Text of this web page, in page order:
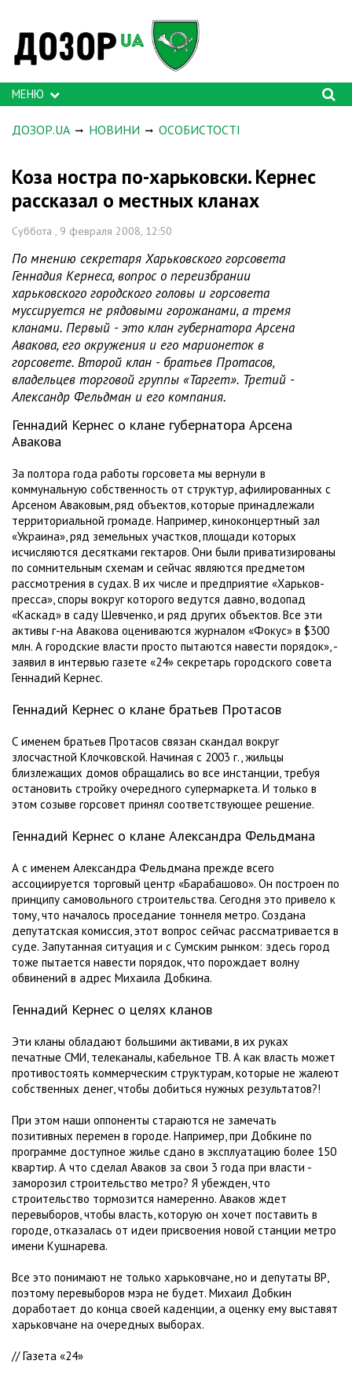
МЕНЮ
ДОЗОР.UA НОВИНИ ОСОБИСТОСТІ
Коза ностра по-харьковски. Кернес
рассказал о местных кланах
Суббота , 9 февраля 2008, 12:50
По мнению секретаря Харьковского горсовета
Геннадия Кернеса, вопрос о переизбрании
харьковского городского головы и горсовета
муссируется не рядовыми горожанами, а тремя
кланами. Первый - это клан губернатора Арсена
Авакова, его окружения и его марионеток в
горсовете. Второй клан - братьев Протасов,
владельцев торговой группы «Таргет». Третий -
Александр Фельдман и его компания.
Геннадий Кернес о клане губернатора Арсена
Авакова
За полтора года работы горсовета мы вернули в
коммунальную собственность от структур, афилированных с
Арсеном Аваковым, ряд объектов, которые принадлежали
территориальной громаде. Например, киноконцертный зал
«Украина», ряд земельных участков, площади которых
исчисляются десятками гектаров. Они были приватизированы
по сомнительным схемам и сейчас являются предметом
рассмотрения в судах. В их числе и предприятие «Харьков-
пресса», споры вокруг которого ведутся давно, водопад
«Каскад» в саду Шевченко, и ряд других объектов. Все эти
активы г-на Авакова оцениваются журналом «Фокус» в $300
млн. А городские власти просто пытаются навести порядок», -
заявил в интервью газете «24» секретарь городского совета
Геннадий Кернес.
Геннадий Кернес о клане братьев Протасов
С именем братьев Протасов связан скандал вокруг
злосчастной Клочковской. Начиная с 2003 г., жильцы
близлежащих домов обращались во все инстанции, требуя
остановить стройку очередного супермаркета. И только в
этом созыве горсовет принял соответствующее решение.
Геннадий Кернес о клане Александра Фельдмана
А с именем Александра Фельдмана прежде всего
ассоциируется торговый центр «Барабашово». Он построен по
принципу самовольного строительства. Сегодня это привело к
тому, что началось проседание тоннеля метро. Создана
депутатская комиссия, этот вопрос сейчас рассматривается в
суде. Запутанная ситуация и с Сумским рынком: здесь город
тоже пытается навести порядок, что порождает волну
обвинений в адрес Михаила Добкина.
Геннадий Кернес о целях кланов
Эти кланы обладают большими активами, в их руках
печатные СМИ, телеканалы, кабельное ТВ. А как власть может
противостоять коммерческим структурам, которые не жалеют
собственных денег, чтобы добиться нужных результатов?!
При этом наши оппоненты стараются не замечать
позитивных перемен в городе. Например, при Добкине по
программе доступное жилье сдано в эксплуатацию более 150
квартир. А что сделал Аваков за свои 3 года при власти -
заморозил строительство метро? Я убежден, что
строительство тормозится намеренно. Аваков ждет
перевыборов, чтобы власть, которую он хочет поставить в
городе, отказалась от идеи присвоения новой станции метро
имени Кушнарева.
Все это понимают не только харьковчане, но и депутаты ВР,
поэтому перевыборов мэра не будет. Михаил Добкин
доработает до конца своей каденции, а оценку ему выставят
харьковчане на очередных выборах.
// Газета «24»